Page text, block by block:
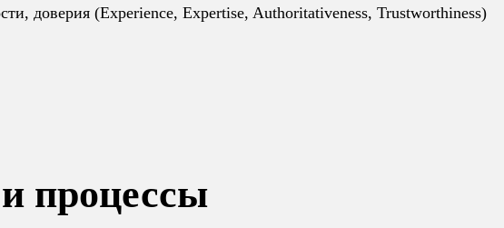
доверия (Experience, Expertise, Authoritativeness, Trustworthiness)
процессы